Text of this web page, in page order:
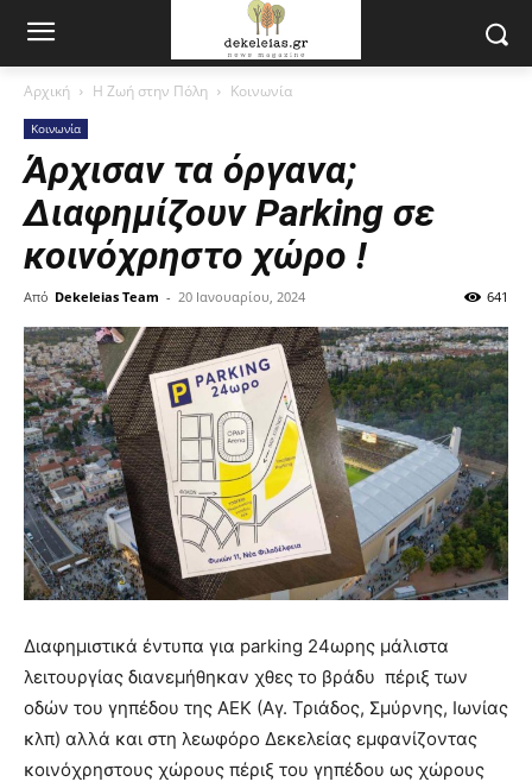
Αρχική Η Ζωή στην Πόλη Κοινωνία
Κοινωνία
Άρχισαν τα όργανα;
Διαφημίζουν Parking σε
κοινόχρηστο χώρο !
Από Dekeleias Team - 20 Ιανουαρίου, 2024 641
Διαφημιστικά έντυπα για parking 24ωρης μάλιστα
λειτουργίας διανεμήθηκαν χθες το βράδυ πέριξ των
οδών του γηπέδου της ΑΕΚ (Αγ. Τριάδος, Σμύρνης, Ιωνίας
κλπ) αλλά και στη λεωφόρο Δεκελείας εμφανίζοντας
κοινόχρηστους χώρους πέριξ του γηπέδου ως χώρους